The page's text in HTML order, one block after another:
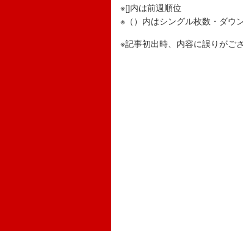
※[]内は前週順位
※（）内はシングル枚数・ダウ
※記事初出時、内容に誤りがご